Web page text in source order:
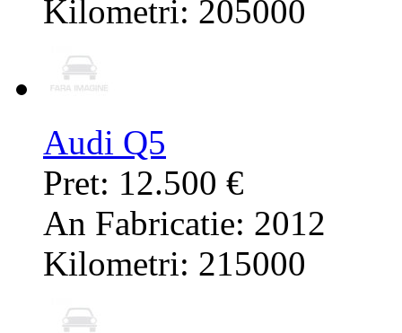
Kilometri: 205000
Audi Q5
Pret: 12.500 €
An Fabricatie: 2012
Kilometri: 215000